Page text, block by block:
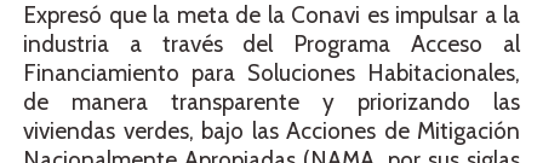
Expresó que la meta de la Conavi es impulsar a la
industria a través del Programa Acceso al
Financiamiento para Soluciones Habitacionales,
de manera transparente y priorizando las
viviendas verdes, bajo las Acciones de Mitigación